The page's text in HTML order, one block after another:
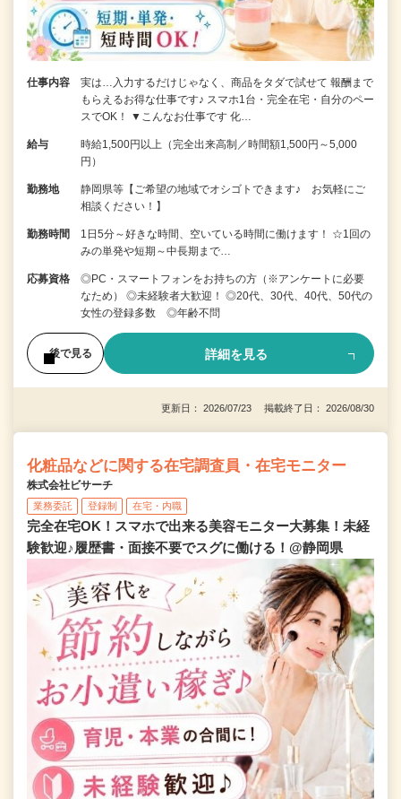
仕事内容
実は…入力するだけじゃなく、商品をタダで試せて 報酬まで
もらえるお得な仕事です♪ スマホ1台・完全在宅・自分のペー
スでOK！ ▼こんなお仕事です 化…
給与
時給1,500円以上（完全出来高制／時間額1,500円～5,000
円）
勤務地
静岡県等【ご希望の地域でオシゴトできます♪ お気軽にご
相談ください！】
勤務時間
1日5分～好きな時間、空いている時間に働けます！ ☆1回の
みの単発や短期～中長期まで…
応募資格
◎PC・スマートフォンをお持ちの方（※アンケートに必要
なため） ◎未経験者大歓迎！ ◎20代、30代、40代、50代の
女性の登録多数 ◎年齢不問
後で見る 詳細を見る
更新日： 2026/07/23 掲載終了日： 2026/08/30
化粧品などに関する在宅調査員・在宅モニター
株式会社ビサーチ
業務委託 登録制 在宅・内職
完全在宅OK！スマホで出来る美容モニター大募集！未経
験歓迎♪履歴書・面接不要でスグに働ける！@静岡県